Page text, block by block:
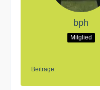
bph
Mitglied
Beiträge